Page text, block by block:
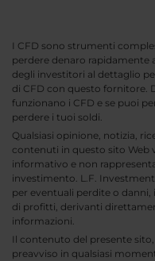
I CFD sono strumenti
perdere denaro rapidamente
degli investitori al dettaglio
di CFD con questo fornitore.
funzionano i CFD e se puoi
perdere i tuoi soldi.
Qualsiasi opinione, notizia,
contenuti in questo sito Web
informativo e non
investimento. L.F.
per eventuali perdite o
di profitti, derivanti
informazioni.
Il contenuto del presente
preavviso in qualsiasi